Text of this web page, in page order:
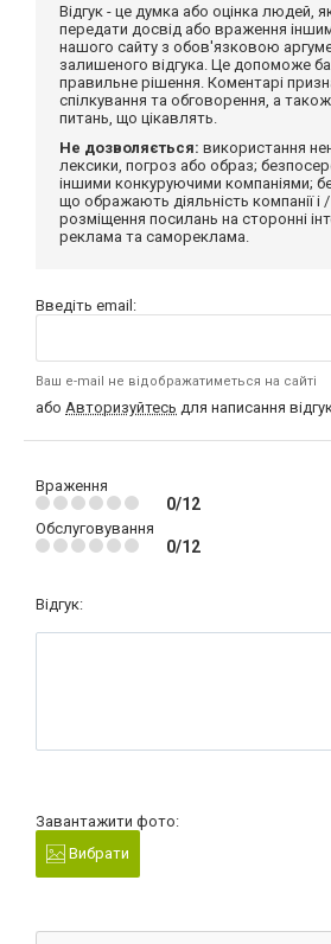
Відгук - це думка або оцінка людей,
передати досвід або враження
нашого сайту з обов'язковою
залишеного відгука. Це допоможе
правильне рішення. Коментарі
спілкування та обговорення, а
питань, що цікавлять.
Не дозволяється: використання
лексики, погроз або образ;
іншими конкуруючими компаніями;
що ображають діяльність компанії і /
розміщення посилань на сторонні
реклама та самореклама.
Введіть email:
Ваш e-mail не відображатиметься на сайті
або Авторизуйтесь для написання
Враження
0/12
Обслуговування
0/12
Відгук:
Завантажити фото:
Вибрати